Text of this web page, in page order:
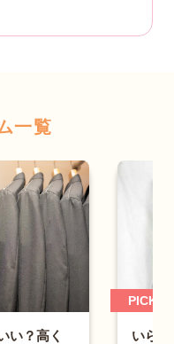
一覧
い？高く
PICKUP
いら